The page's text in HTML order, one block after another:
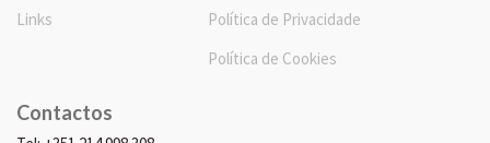
Links
Política de Privacidade
Política de Cookies
Contactos